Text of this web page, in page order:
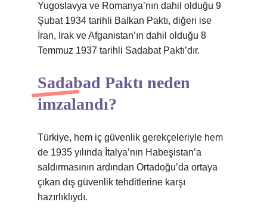
Yugoslavya ve Romanya’nın dahil olduğu 9
Şubat 1934 tarihli Balkan Paktı, diğeri ise
İran, Irak ve Afganistan’ın dahil olduğu 8
Temmuz 1937 tarihli Sadabat Paktı’dır.
Sadabad Paktı neden
imzalandı?
Türkiye, hem iç güvenlik gerekçeleriyle hem
de 1935 yılında İtalya’nın Habeşistan’a
saldırmasının ardından Ortadoğu’da ortaya
çıkan dış güvenlik tehditlerine karşı
hazırlıklıydı.